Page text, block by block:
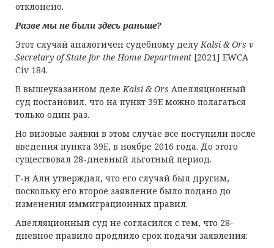
отклонено.
Разве мы не были здесь раньше?
Этот случай аналогичен судебному делуKalsi & Ors v
Secretary of State for the Home Department [2021] EWCA
Civ 184.
В вышеуказанном делеKalsi &Ors Апелляционный
суд постановил, что на пункт 39E можно полагаться
только один раз.
Но визовые заявки в этом случае все поступили после
введения пункта 39E, в ноябре 2016 года. До этого
существовал 28-дневный льготный период.
Г-н Али утверждал, что его случай был другим,
поскольку его второе заявление было подано до
изменения иммиграционных правил.
Апелляционный суд не согласился с тем, что 28-
дневное правило продлило срок подачи заявления: